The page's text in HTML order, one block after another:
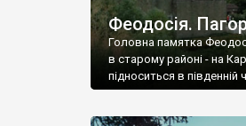
Феодосія.
Головна памятка
в старому районі - на
підноситься в південній